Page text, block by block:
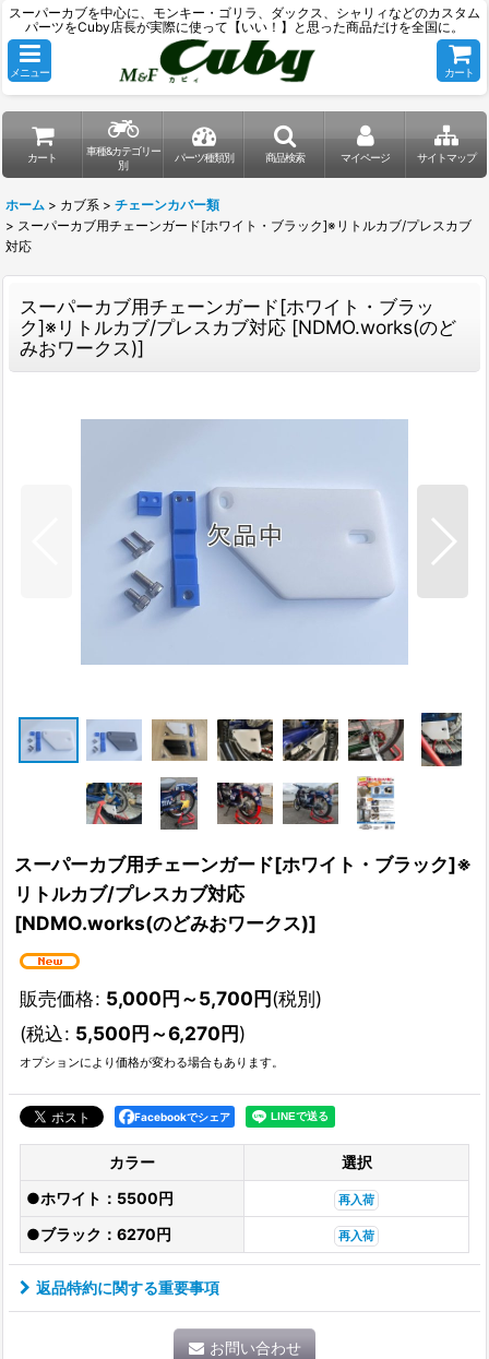
スーパーカブを中心に、モンキー・ゴリラ、ダックス、シャリィなどのカスタム
パーツをCuby店長が実際に使って【いい！】と思った商品だけを全国に。
メニュー カート
カート
車種&カテゴリー
別
パーツ種類別 商品検索 マイページ サイトマップ
ホーム > カブ系 > チェーンカバー類
> スーパーカブ用チェーンガード[ホワイト・ブラック]※リトルカブ/プレスカブ
対応
スーパーカブ用チェーンガード[ホワイト・ブラッ
ク]※リトルカブ/プレスカブ対応 [NDMO.works(のど
みおワークス)]
スーパーカブ用チェーンガード[ホワイト・ブラック]※
リトルカブ/プレスカブ対応
[NDMO.works(のどみおワークス)]
販売価格: 5,000円～5,700円(税別)
(税込: 5,500円～6,270円)
オプションにより価格が変わる場合もあります。
Facebookでシェア
カラー
選択
●ホワイト：5500円
再入荷
●ブラック：6270円 再入荷
返品特約に関する重要事項
お問い合わせ